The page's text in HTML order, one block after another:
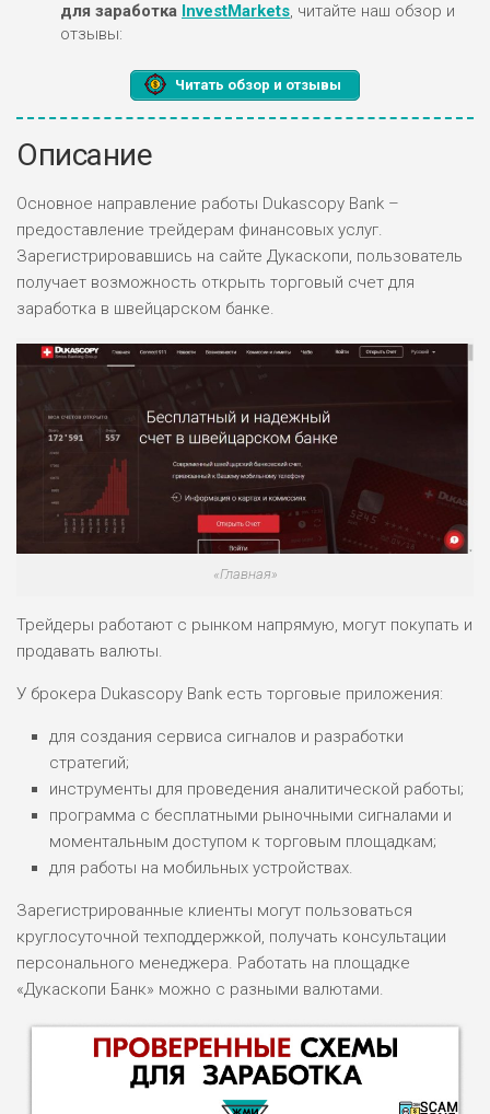
для заработка InvestMarkets, читайте наш обзор и
отзывы:
Читать обзор и отзывы
Описание
Основное направление работы Dukascopy Bank –
предоставление трейдерам финансовых услуг.
Зарегистрировавшись на сайте Дукаскопи, пользователь
получает возможность открыть торговый счет для
заработка в швейцарском банке.
«Главная»
Трейдеры работают с рынком напрямую, могут покупать и
продавать валюты.
У брокера Dukascopy Bank есть торговые приложения:
для создания сервиса сигналов и разработки
стратегий;
инструменты для проведения аналитической работы;
программа с бесплатными рыночными сигналами и
моментальным доступом к торговым площадкам;
для работы на мобильных устройствах.
Зарегистрированные клиенты могут пользоваться
круглосуточной техподдержкой, получать консультации
персонального менеджера. Работать на площадке
«Дукаскопи Банк» можно с разными валютами.